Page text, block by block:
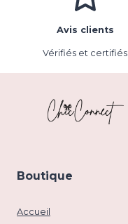
Avis clients
Vérifiés et certifiés
Boutique
Accueil